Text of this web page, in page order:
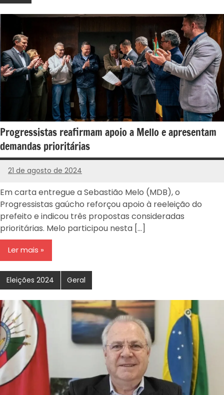
Progressistas reafirmam apoio a Mello e apresentam
demandas prioritárias
21 de agosto de 2024
PROGRESSISTAS
-
RS
Em carta entregue a Sebastião Melo (MDB), o
Progressistas gaúcho reforçou apoio à reeleição do
prefeito e indicou três propostas consideradas
prioritárias. Melo participou nesta […]
Ler mais
Eleições 2024 Geral